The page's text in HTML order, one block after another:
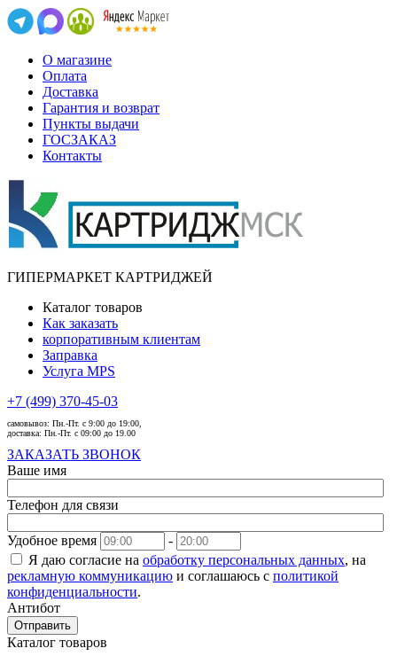
О магазине
Оплата
Доставка
Гарантия и возврат
Пункты выдачи
ГОСЗАКАЗ
Контакты
ГИПЕРМАРКЕТ КАРТРИДЖЕЙ
Каталог товаров
Как заказать
корпоративным клиентам
Заправка
Услуга MPS
+7 (499) 370-45-03
самовывоз: Пн.-Пт. с 9:00 до 19:00,
доставка: Пн.-Пт. с 09:00 до 19.00
ЗАКАЗАТЬ ЗВОНОК
Ваше имя
Телефон для связи
Удобное время
-
Я даю согласие на обработку персональных данных, на
рекламную коммуникацию и соглашаюсь с политикой
конфиденциальности.
Антибот
Отправить
Каталог товаров